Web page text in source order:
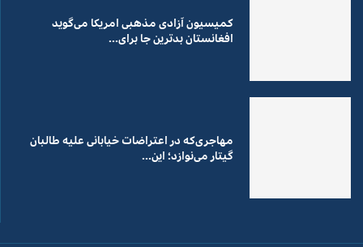
کمیسیون آزادی مذهبی امریکا می‌گوید
افغانستان بدترین جا برای...
مهاجری‌که در اعتراضات خیابانی علیه طالبان
گیتار می‌نوازد؛ این...